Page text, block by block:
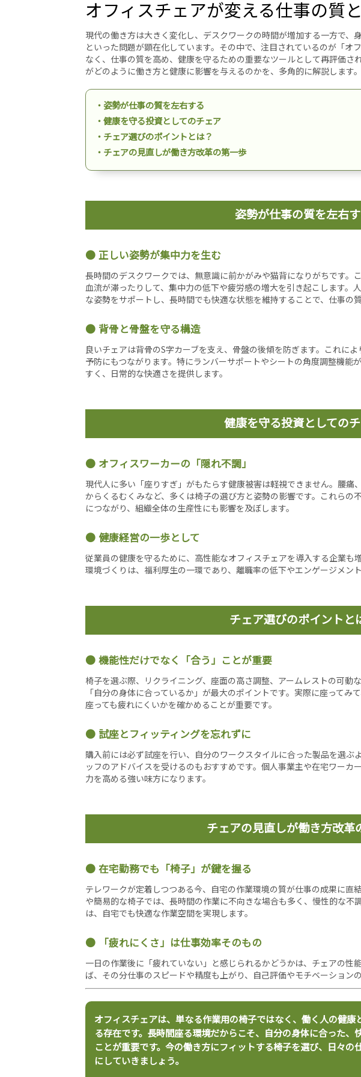
オフィスチェアが変える仕事の質
現代の働き方は大きく変化し、デスクワークの時間が増加する一方で、
といった問題が顕在化しています。その中で、注目されているのが「オ
なく、仕事の質を高め、健康を守るための重要なツールとして再評価さ
がどのように働き方と健康に影響を与えるのかを、多角的に解説します。
・姿勢が仕事の質を左右する
・健康を守る投資としてのチェア
・チェア選びのポイントとは？
・チェアの見直しが働き方改革の第一歩
姿勢が仕事の質を左右
正しい姿勢が集中力を生む
長時間のデスクワークでは、無意識に前かがみや猫背になりがちです。
血流が滞ったりして、集中力の低下や疲労感の増大を引き起こします。
な姿勢をサポートし、長時間でも快適な状態を維持することで、仕事の
背骨と骨盤を守る構造
良いチェアは背骨のS字カーブを支え、骨盤の後傾を防ぎます。これに
予防にもつながります。特にランバーサポートやシートの角度調整機能
すく、日常的な快適さを提供します。
健康を守る投資としての
オフィスワーカーの「隠れ不調」
現代人に多い「座りすぎ」がもたらす健康被害は軽視できません。腰痛
からくるむくみなど、多くは椅子の選び方と姿勢の影響です。これらの
につながり、組織全体の生産性にも影響を及ぼします。
健康経営の一歩として
従業員の健康を守るために、高性能なオフィスチェアを導入する企業も
環境づくりは、福利厚生の一環であり、離職率の低下やエンゲージメン
チェア選びのポイントと
機能性だけでなく「合う」ことが重要
椅子を選ぶ際、リクライニング、座面の高さ調整、アームレストの可動
「自分の身体に合っているか」が最大のポイントです。実際に座ってみ
座っても疲れにくいかを確かめることが重要です。
試座とフィッティングを忘れずに
購入前には必ず試座を行い、自分のワークスタイルに合った製品を選ぶ
ッフのアドバイスを受けるのもおすすめです。個人事業主や在宅ワーカ
力を高める強い味方になります。
チェアの見直しが働き方改革
在宅勤務でも「椅子」が鍵を握る
テレワークが定着しつつある今、自宅の作業環境の質が仕事の成果に直
や簡易的な椅子では、長時間の作業に不向きな場合も多く、慢性的な不
は、自宅でも快適な作業空間を実現します。
「疲れにくさ」は仕事効率そのもの
一日の作業後に「疲れていない」と感じられるかどうかは、チェアの性
ば、その分仕事のスピードや精度も上がり、自己評価やモチベーション
オフィスチェアは、単なる作業用の椅子ではなく、働く人の健
る存在です。長時間座る環境だからこそ、自分の身体に合った
ことが重要です。今の働き方にフィットする椅子を選び、日々
にしていきましょう。